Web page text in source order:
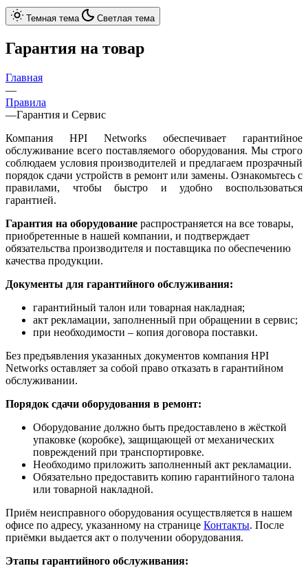
Темная тема Светлая тема
Гарантия на товар
Главная
—
Правила
—Гарантия и Сервис
Компания HPI Networks обеспечивает гарантийное
обслуживание всего поставляемого оборудования. Мы строго
соблюдаем условия производителей и предлагаем прозрачный
порядок сдачи устройств в ремонт или замены. Ознакомьтесь с
правилами, чтобы быстро и удобно воспользоваться
гарантией.
Гарантия на оборудование распространяется на все товары,
приобретенные в нашей компании, и подтверждает
обязательства производителя и поставщика по обеспечению
качества продукции.
Документы для гарантийного обслуживания:
гарантийный талон или товарная накладная;
акт рекламации, заполненный при обращении в сервис;
при необходимости – копия договора поставки.
Без предъявления указанных документов компания HPI
Networks оставляет за собой право отказать в гарантийном
обслуживании.
Порядок сдачи оборудования в ремонт:
Оборудование должно быть предоставлено в жёсткой
упаковке (коробке), защищающей от механических
повреждений при транспортировке.
Необходимо приложить заполненный акт рекламации.
Обязательно предоставить копию гарантийного талона
или товарной накладной.
Приём неисправного оборудования осуществляется в нашем
офисе по адресу, указанному на странице Контакты. После
приёмки выдается акт о получении оборудования.
Этапы гарантийного обслуживания: